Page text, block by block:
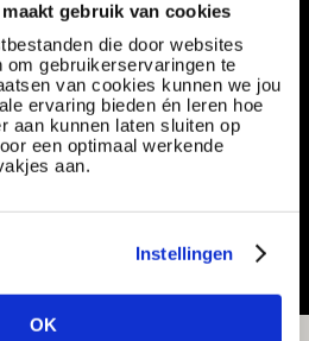
gebruik van cookies
die door websites
om gebruikerservaringen te
van cookies kunnen we jou
ervaring bieden én leren hoe
aan kunnen laten sluiten op
een optimaal werkende
aan.
Instellingen
OK
Support & Secretarial
Perm